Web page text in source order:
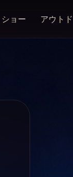
ショー アウト